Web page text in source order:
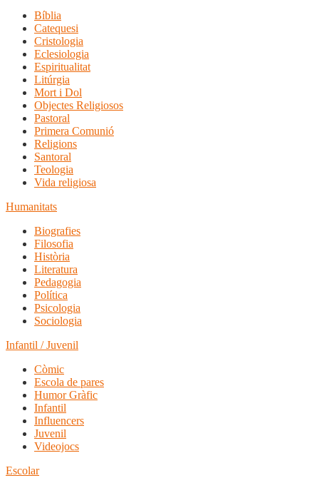
Bíblia
Catequesi
Cristologia
Eclesiologia
Espiritualitat
Litúrgia
Mort i Dol
Objectes Religiosos
Pastoral
Primera Comunió
Religions
Santoral
Teologia
Vida religiosa
Humanitats
Biografies
Filosofia
Història
Literatura
Pedagogia
Política
Psicologia
Sociologia
Infantil / Juvenil
Còmic
Escola de pares
Humor Gràfic
Infantil
Influencers
Juvenil
Videojocs
Escolar